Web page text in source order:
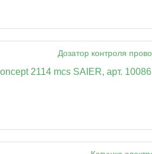
2114 mcs SAIER, арт. 10086